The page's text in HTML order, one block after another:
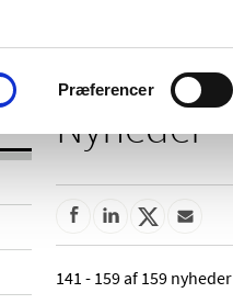
Præferencer
Nyheder
141 - 159 af 159 nyheder